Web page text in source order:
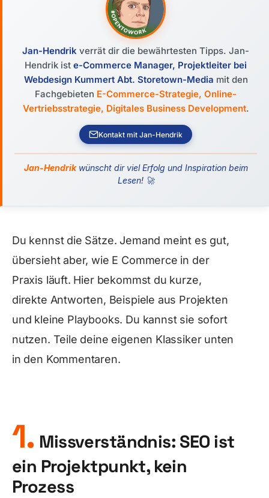
Jan-Hendrik verrät dir die bewährtesten Tipps. Jan-
Hendrik ist e-Commerce Manager, Projektleiter bei
Webdesign Kummert Abt. Storetown-Media mit den
Fachgebieten E-Commerce-Strategie, Online-
Vertriebsstrategie, Digitales Business Development.
Kontakt mit Jan-Hendrik
Jan-Hendrikwünscht dir viel Erfolg und Inspiration beim
Lesen! 🚀
Du kennst die Sätze. Jemand meint es gut,
übersieht aber, wie E Commerce in der
Praxis läuft. Hier bekommst du kurze,
direkte Antworten, Beispiele aus Projekten
und kleine Playbooks. Du kannst sie sofort
nutzen. Teile deine eigenen Klassiker unten
in den Kommentaren.
1. Missverständnis: SEO ist
ein Projektpunkt, kein
Prozess